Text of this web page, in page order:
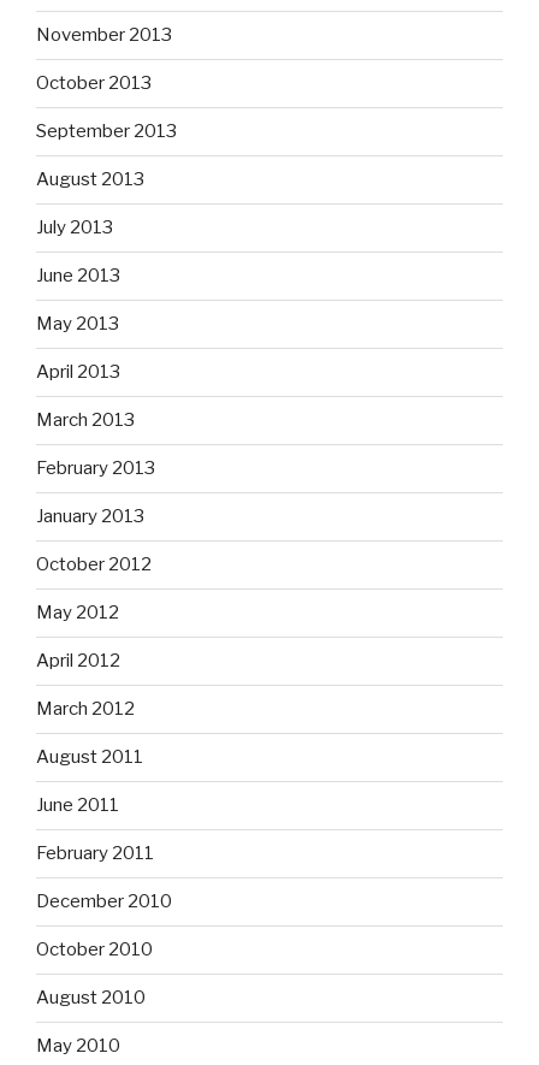
November 2013
October 2013
September 2013
August 2013
July 2013
June 2013
May 2013
April 2013
March 2013
February 2013
January 2013
October 2012
May 2012
April 2012
March 2012
August 2011
June 2011
February 2011
December 2010
October 2010
August 2010
May 2010